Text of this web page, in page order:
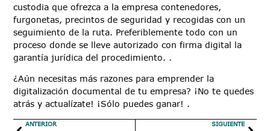
custodia que ofrezca a la empresa contenedores,
furgonetas, precintos de seguridad y recogidas con un
seguimiento de la ruta. Preferiblemente todo con un
proceso donde se lleve autorizado con firma digital la
garantía jurídica del procedimiento. .
¿Aún necesitas más razones para emprender la
digitalización documental de tu empresa? ¡No te quedes
atrás y actualízate! ¡Sólo puedes ganar! .
ANTERIOR SIGUIENTE